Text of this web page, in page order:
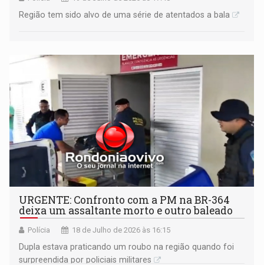
Região tem sido alvo de uma série de atentados a bala
URGENTE: Confronto com a PM na BR-364
deixa um assaltante morto e outro baleado
Polícia 18 de Julho de 2026 às 16:15
Dupla estava praticando um roubo na região quando foi
surpreendida por policiais militares